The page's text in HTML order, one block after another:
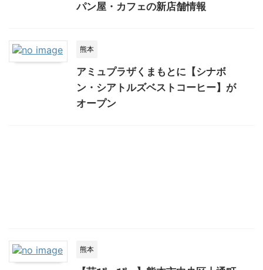
パン屋・カフェの新店舗情報
熊本
アミュプラザくまもとに【シナボ
ン・シアトルズベストコーヒー】が
オープン
熊本